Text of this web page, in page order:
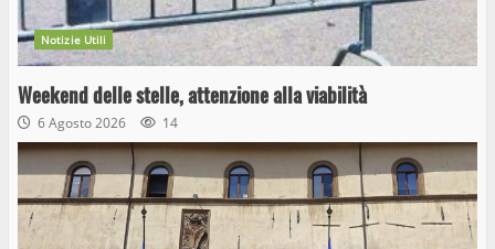
Notizie Utili
Weekend delle stelle, attenzione alla viabilità
6 Agosto 2026 14